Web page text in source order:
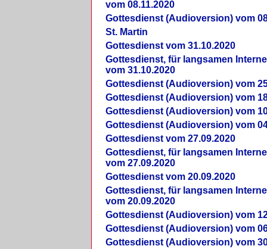
vom 08.11.2020
Gottesdienst (Audioversion) vom
St. Martin
Gottesdienst vom 31.10.2020
Gottesdienst, für langsamen
vom 31.10.2020
Gottesdienst (Audioversion) vom
Gottesdienst (Audioversion) vom
Gottesdienst (Audioversion) vom
Gottesdienst (Audioversion) vom
Gottesdienst vom 27.09.2020
Gottesdienst, für langsamen
vom 27.09.2020
Gottesdienst vom 20.09.2020
Gottesdienst, für langsamen
vom 20.09.2020
Gottesdienst (Audioversion) vom
Gottesdienst (Audioversion) vom
Gottesdienst (Audioversion) vom